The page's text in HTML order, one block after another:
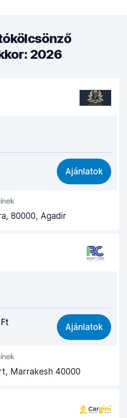
2026
9,2
8,9
idő
idő 9,5
Ajánlatok
80000, Agadir
9,1
9,2
idő
idő
Ajánlatok
Marrakesh 40000